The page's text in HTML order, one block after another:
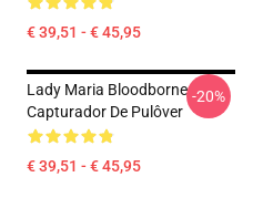
€ 39,51 - € 45,95
Lady Maria Bloodborne
Capturador De Pulôver
€ 39,51 - € 45,95
-20%